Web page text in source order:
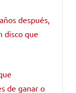
después,
disco que
de ganar o